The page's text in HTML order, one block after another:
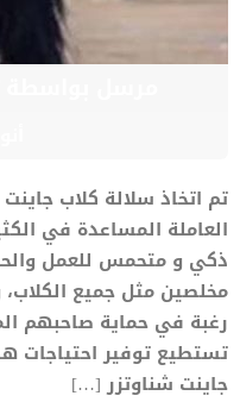
مرسل
تم اتخاذ سلالة كلاب
العاملة المساعدة في
ذكي و متحمس للعمل
مخلصين مثل جميع
رغبة في حماية صاحبهم
تستطيع توفير احتياجات
جاينت شناوتزر […]